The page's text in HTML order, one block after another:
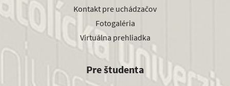
Kontakt pre uchádzačov
Fotogaléria
Virtuálna prehliadka
Pre študenta